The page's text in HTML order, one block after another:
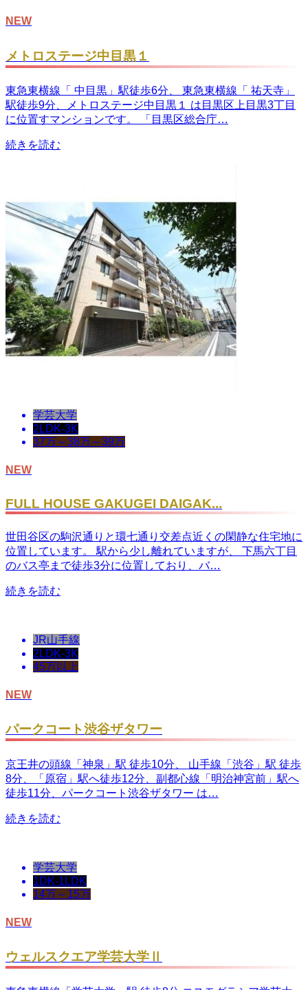
NEW
メトロステージ中目黒１
東急東横線「 中目黒」駅徒歩6分、 東急東横線「 祐天寺」
駅徒歩9分、メトロステージ中目黒１ は目黒区上目黒3丁目
に位置すマンションです。 「目黒区総合庁…
続きを読む
学芸大学
2LDK-3K
37万～38万～39万
NEW
FULL HOUSE GAKUGEI DAIGAK...
世田谷区の駒沢通りと環七通り交差点近くの閑静な住宅地に
位置しています。 駅から少し離れていますが、 下馬六丁目
のバス亭まで徒歩3分に位置しており、バ…
続きを読む
JR山手線
2LDK-3K
45万以上
NEW
パークコート渋谷ザタワー
京王井の頭線「神泉」駅 徒歩10分、 山手線「渋谷」駅 徒歩
8分、「原宿」駅へ徒歩12分、副都心線「明治神宮前」駅へ
徒歩11分、パークコート渋谷ザタワー は…
続きを読む
学芸大学
1DK-1LDK
14万～15万
NEW
ウェルスクエア学芸大学Ⅱ